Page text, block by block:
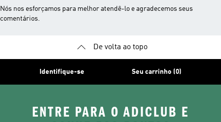
Nós nos esforçamos para melhor atendê-lo e agradecemos seus
comentários.
De volta ao topo
Identifique-se Seu carrinho (0)
ENTRE PARA O ADICLUB E